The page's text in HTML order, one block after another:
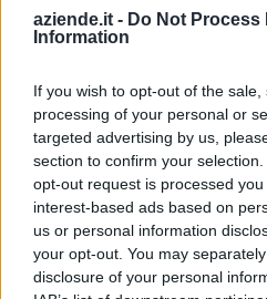
aziende.it - Do Not Process
Information
If you wish to opt-out of the
processing of your personal or
targeted advertising by us,
section to confirm your
opt-out request is processed
interest-based ads based on
us or personal information
your opt-out. You may
disclosure of your personal
2024-03-07
Misure fiscali
modificato da C(20
agenzia delle entrate
27.475 euro
2023-05-31
Contributo a fondo
della decisione SA. 62668 e
SA 101076)
agenzia delle entrate
2.000 euro